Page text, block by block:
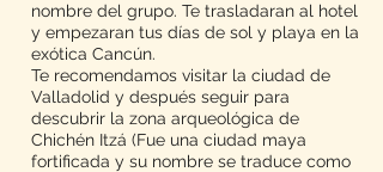
nombre del grupo. Te trasladaran al hotel
y empezaran tus días de sol y playa en la
exótica Cancún.
Te recomendamos visitar la ciudad de
Valladolid y después seguir para
descubrir la zona arqueológica de
Chichén Itzá (Fue una ciudad maya
fortificada y su nombre se traduce como